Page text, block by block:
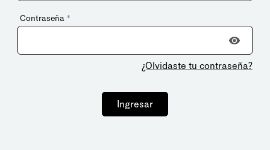
Contraseña *
¿Olvidaste tu contraseña?
Ingresar